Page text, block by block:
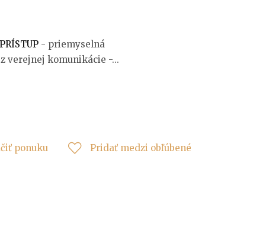
- priemyselná
verejnej komunikácie -...
ponuku Pridať medzi obľúbené